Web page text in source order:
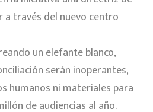
a través del nuevo centro
un elefante blanco,
serán inoperantes,
humanos ni materiales para
de audiencias al año.